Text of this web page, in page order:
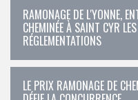
RAMONAGE DE L'YONNE,
CHEMINÉE À SAINT CYR
RÉGLEMENTATIONS
LE PRIX RAMONAGE DE